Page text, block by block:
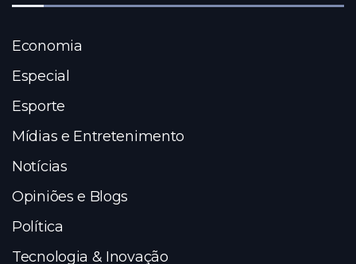
Economia
Especial
Esporte
Mídias e Entretenimento
Notícias
Opiniões e Blogs
Política
Tecnologia & Inovação